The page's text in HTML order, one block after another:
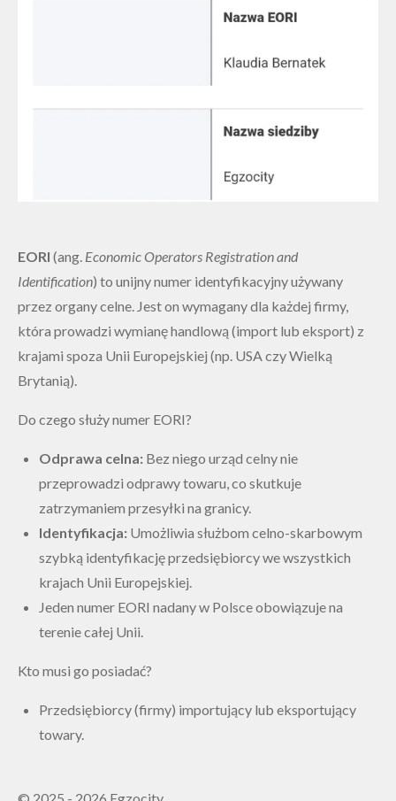
EORI (ang. Economic Operators Registration and
Identification) to unijny numer identyfikacyjny używany
przez organy celne. Jest on wymagany dla każdej firmy,
która prowadzi wymianę handlową (import lub eksport) z
krajami spoza Unii Europejskiej (np. USA czy Wielką
Brytanią).
Do czego służy numer EORI?
Odprawa celna: Bez niego urząd celny nie
przeprowadzi odprawy towaru, co skutkuje
zatrzymaniem przesyłki na granicy.
Identyfikacja: Umożliwia służbom celno-skarbowym
szybką identyfikację przedsiębiorcy we wszystkich
krajach Unii Europejskiej.
Jeden numer EORI nadany w Polsce obowiązuje na
terenie całej Unii.
Kto musi go posiadać?
Przedsiębiorcy (firmy) importujący lub eksportujący
towary.